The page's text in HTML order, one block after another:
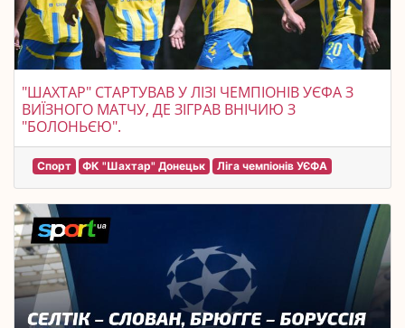
"ШАХТАР" СТАРТУВАВ У ЛІЗІ ЧЕМПІОНІВ УЄФА З
ВИЇЗНОГО МАТЧУ, ДЕ ЗІГРАВ ВНІЧИЮ З
"БОЛОНЬЄЮ".
Спорт ФК "Шахтар" Донецьк Ліга чемпіонів УЄФА